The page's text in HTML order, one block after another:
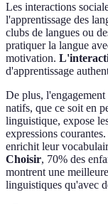
Les interactions
l'apprentissage des
clubs de langues ou
pratiquer la langue
motivation.
d'apprentissage
De plus, l'engagement
natifs, que ce soit en
linguistique, expose
expressions
enrichit leur
Choisir, 70% des
montrent une
linguistiques qu'avec